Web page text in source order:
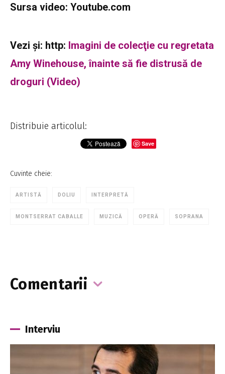
Sursa video: Youtube.com
Vezi şi: http: Imagini de colecţie cu regretata
Amy Winehouse, înainte să fie distrusă de
droguri (Video)
Distribuie articolul:
Save
Cuvinte cheie:
ARTISTĂ DOLIU INTERPRETĂ
MONTSERRAT CABALLE MUZICĂ OPERĂ SOPRANA
Comentarii
Interviu